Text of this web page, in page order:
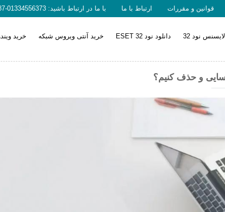
قوانین و مقررات ارتباط با ما با ما در ارتباط باشید: 01334556373-09338809387
نود 32 دانلود نود 32 ESET خرید آنتی ویروس شبکه خرید